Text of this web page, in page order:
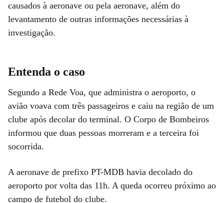
causados à aeronave ou pela aeronave, além do
levantamento de outras informações necessárias à
investigação.
Entenda o caso
Segundo a Rede Voa, que administra o aeroporto, o
avião voava com três passageiros e caiu na região de um
clube após decolar do terminal. O Corpo de Bombeiros
informou que duas pessoas morreram e a terceira foi
socorrida.
A aeronave de prefixo PT-MDB havia decolado do
aeroporto por volta das 11h. A queda ocorreu próximo ao
campo de futebol do clube.